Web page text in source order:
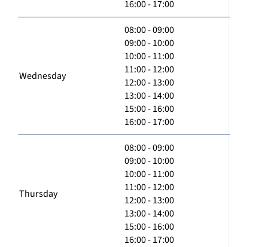
16:00 - 17:00
Wednesday
08:00 - 09:00
09:00 - 10:00
10:00 - 11:00
11:00 - 12:00
12:00 - 13:00
13:00 - 14:00
15:00 - 16:00
16:00 - 17:00
Thursday
08:00 - 09:00
09:00 - 10:00
10:00 - 11:00
11:00 - 12:00
12:00 - 13:00
13:00 - 14:00
15:00 - 16:00
16:00 - 17:00